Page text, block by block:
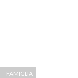
FAMIGLIA